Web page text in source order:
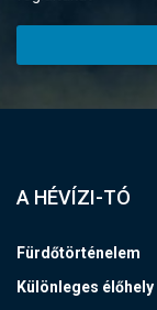
A HÉVÍZI-TÓ
Fürdőtörténelem
Különleges élőhely